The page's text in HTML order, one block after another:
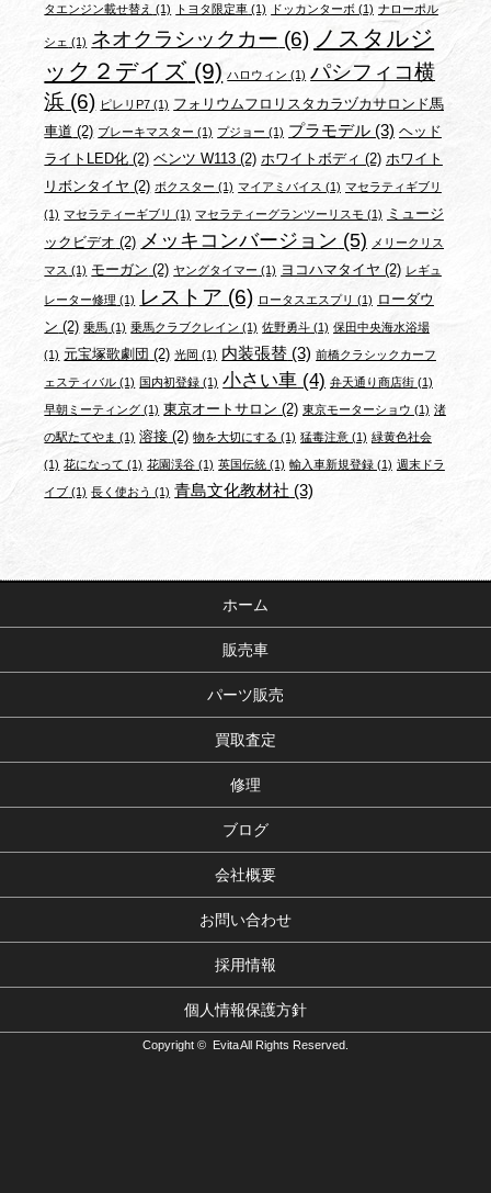
タエンジン載せ替え (1) トヨタ限定車 (1) ドッカンターボ (1) ナローポル
シェ (1) ネオクラシックカー (6) ノスタルジ
ック２デイズ (9) ハロウィン (1) パシフィコ横
浜 (6) ピレリP7 (1) フォリウムフロリスタカラヅカサロンド馬
車道 (2) ブレーキマスター (1) プジョー (1) プラモデル (3) ヘッド
ライトLED化 (2) ベンツ W113 (2) ホワイトボディ (2) ホワイト
リボンタイヤ (2) ボクスター (1) マイアミバイス (1) マセラティギブリ
(1) マセラティーギブリ (1) マセラティーグランツーリスモ (1)
ミュージ
ックビデオ (2) メッキコンバージョン (5) メリークリス
マス (1) モーガン (2) ヤングタイマー (1) ヨコハマタイヤ (2) レギュ
レーター修理 (1) レストア (6) ロータスエスプリ (1) ローダウ
ン (2) 乗馬 (1) 乗馬クラブクレイン (1) 佐野勇斗 (1) 保田中央海水浴場
(1) 元宝塚歌劇団 (2) 光岡 (1) 内装張替 (3) 前橋クラシックカーフ
ェスティバル (1) 国内初登録 (1) 小さい車 (4) 弁天通り商店街(1)
早朝ミーティング (1) 東京オートサロン (2) 東京モーターショウ (1) 渚
の駅たてやま (1) 溶接 (2) 物を大切にする (1) 猛毒注意 (1) 緑黄色社会
(1) 花になって (1) 花園渓谷 (1) 英国伝統 (1) 輸入車新規登録(1) 週末ドラ
イブ (1) 長く使おう (1) 青島文化教材社 (3)
ホーム
販売車
パーツ販売
買取査定
修理
ブログ
会社概要
お問い合わせ
採用情報
個人情報保護方針
Copyright © Evita All Rights Reserved.